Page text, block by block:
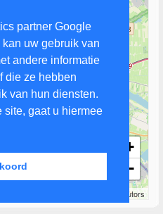
partner Google
uw gebruik van
andere informatie
die ze hebben
van hun diensten.
site, gaat u hiermee
+
−
contributors